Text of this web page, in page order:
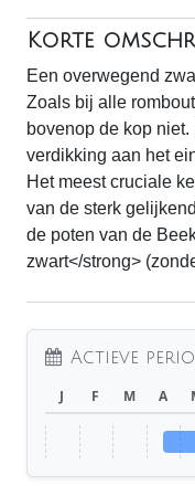
Korte
Een overwegend
Zoals bij alle
bovenop de kop
verdikking aan het
Het meest cruciale
van de sterk
de poten van de
zwart</strong>
Actieve
J F M A